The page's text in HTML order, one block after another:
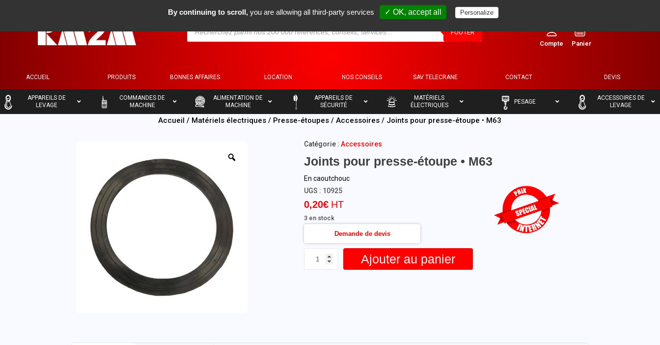
FOOTER
ACCUEIL
– PRODUITS
– BONNES AFFAIRES
– LOCATION
– NOS CONSEILS SAV TELECRANE
– CONTACT
– DEVIS
–
APPAREILS DE
LEVAGE
COMMANDES DE
MACHINE
ALIMENTATION DE
MACHINE
APPAREILS DE
SÉCURITÉ
MATÉRIELS
ÉLECTRIQUES
PESAGE
ACCESSOIRES DE
LEVAGE
Accueil / Matériels électriques / Presse-étoupes /Accessoires / Joints pour presse-étoupe • M63
Joints pour presse-étoupe • M63
0,20€
En caoutchouc
3 en stock
Ajouter au panier
Demande de devis
UGS : 10925
Catégorie :Accessoires
By continuing to scroll, you are allowing all third-party services ✓ OK, accept all Personalize